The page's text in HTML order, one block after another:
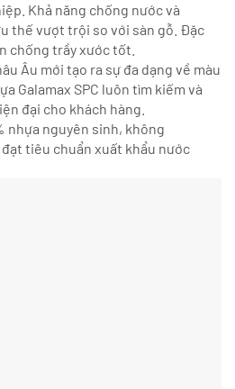
Khả năng chống nước và
thế vượt trội so với sàn gỗ. Đặc
chống trầy xước tốt.
Âu mới tạo ra sự đa dạng về màu
Galamax SPC luôn tìm kiếm và
đại cho khách hàng.
nhựa nguyên sinh, không
tiêu chuẩn xuất khẩu nước